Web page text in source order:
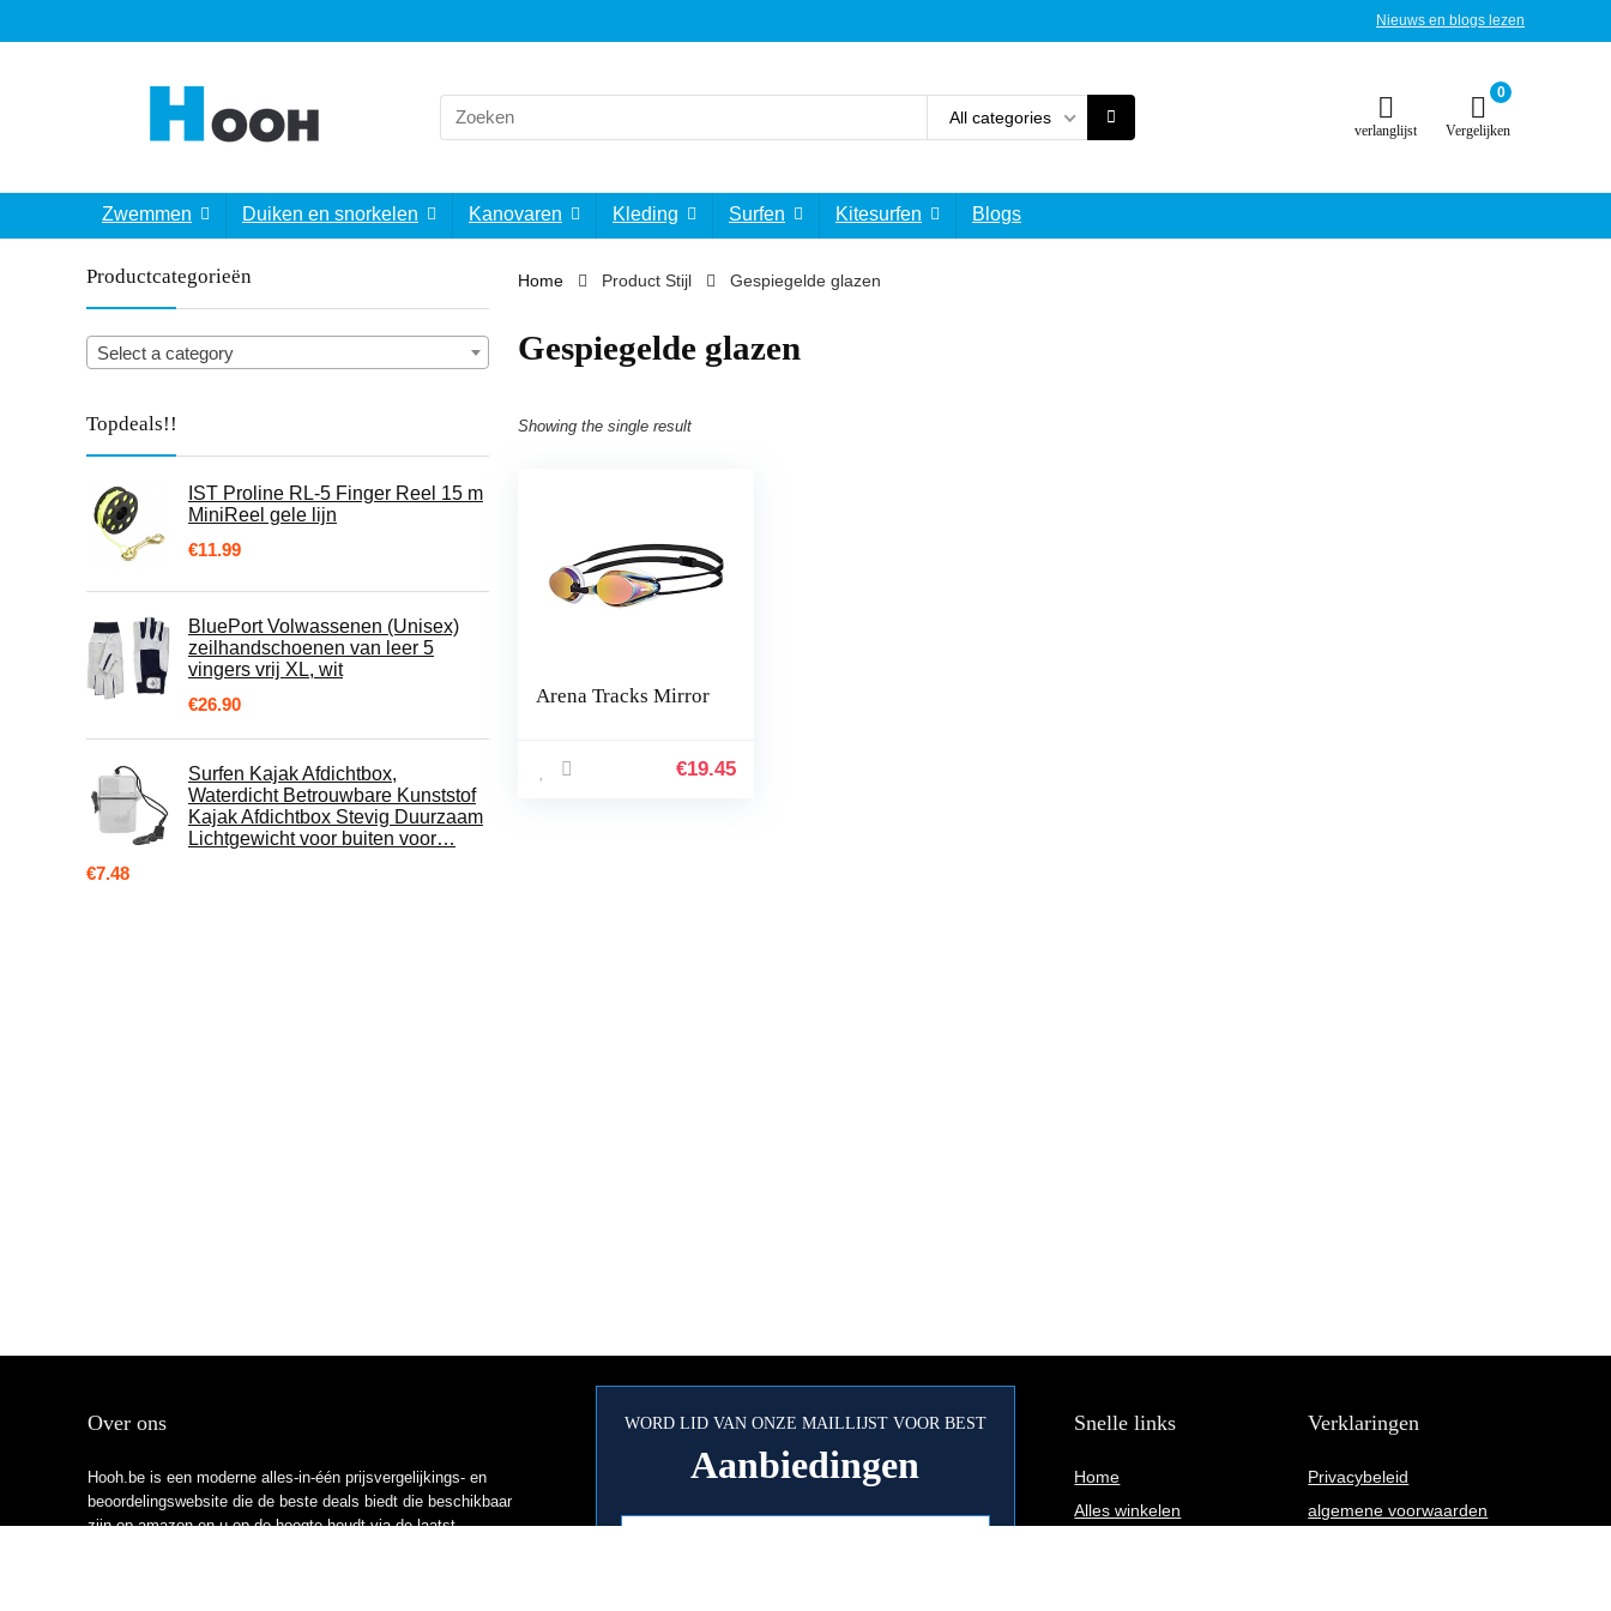
Nieuws en blogs lezen
Search
for:
All categories
verlanglijst
0
Vergelijken
Zwemmen Duiken en snorkelen Kanovaren Kleding Surfen Kitesurfen Blogs
Productcategorieën
Select a category
Topdeals!!
IST Proline RL-5 Finger Reel 15 m
MiniReel gele lijn
€11.99
BluePort Volwassenen (Unisex)
zeilhandschoenen van leer 5
vingers vrij XL, wit
€26.90
Surfen Kajak Afdichtbox,
Waterdicht Betrouwbare Kunststof
Kajak Afdichtbox Stevig Duurzaam
Lichtgewicht voor buiten voor…
€7.48
Home Product Stijl ‎Gespiegelde glazen
‎Gespiegelde glazen
Showing the single result
Arena Tracks Mirror
€19.45
Over ons
Hooh.be is een moderne alles-in-één prijsvergelijkings- en
beoordelingswebsite die de beste deals biedt die beschikbaar
zijn op amazon en u op de hoogte houdt via de laatst
WORD LID VAN ONZE MAILLIJST VOOR BEST
Aanbiedingen
Snelle links
Home
Alles winkelen
Verklaringen
Privacybeleid
algemene voorwaarden